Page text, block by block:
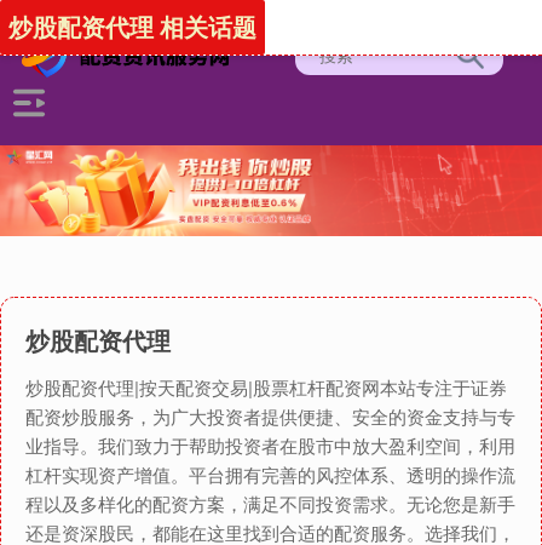
炒股配资代理
炒股配资代理|按天配资交易|股票杠杆配资网本站专注于证券
配资炒股服务，为广大投资者提供便捷、安全的资金支持与专
业指导。我们致力于帮助投资者在股市中放大盈利空间，利用
杠杆实现资产增值。平台拥有完善的风控体系、透明的操作流
程以及多样化的配资方案，满足不同投资需求。无论您是新手
还是资深股民，都能在这里找到合适的配资服务。选择我们，
炒股配资代理 相关话题